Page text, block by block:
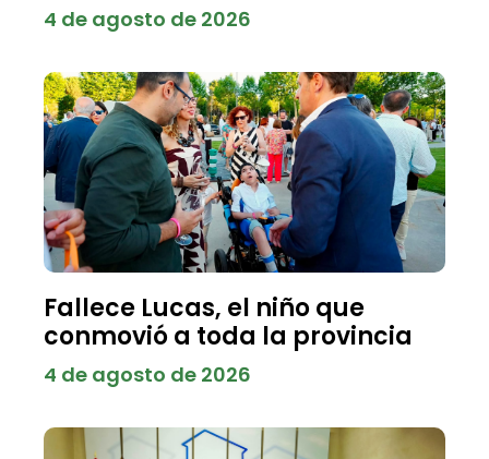
4 de agosto de 2026
Fallece Lucas, el niño que
conmovió a toda la provincia
4 de agosto de 2026